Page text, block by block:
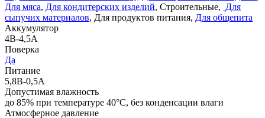
Для мяса, Для кондитерских изделий, Строительные, Для
сыпучих материалов, Для продуктов питания, Для общепита
Аккумулятор
4В-4,5А
Поверка
Да
Питание
5,8В-0,5А
Допустимая влажность
до 85% при температуре 40°С, без конденсации влаги
Атмосферное давление